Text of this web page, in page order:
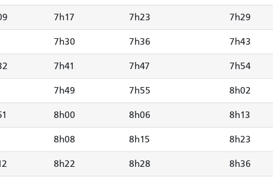
7h17 7h23 7h29
7h30 7h36 7h43
7h41 7h47 7h54
7h49 7h55 8h02
8h00 8h06 8h13
8h08 8h15 8h23
8h22 8h28 8h36